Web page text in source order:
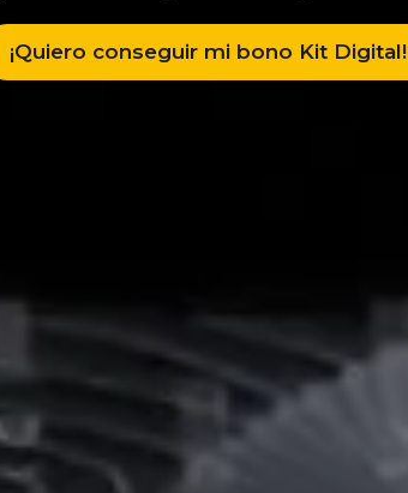
¡Quiero conseguir mi bono Kit Digital!